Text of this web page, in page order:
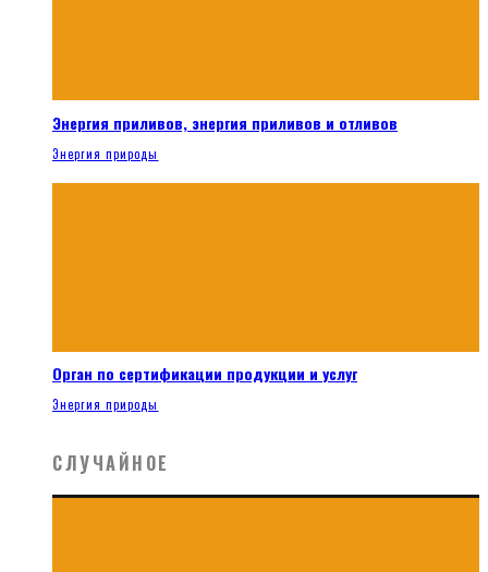
Энергия приливов, энергия приливов и отливов
Энергия природы
Орган по сертификации продукции и услуг
Энергия природы
СЛУЧАЙНОЕ